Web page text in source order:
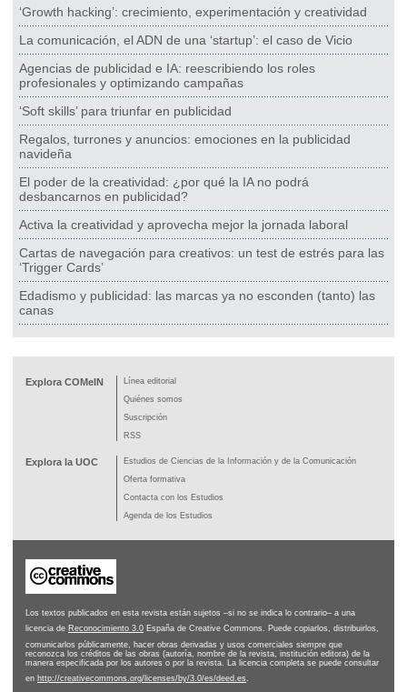
‘Growth hacking’: crecimiento, experimentación y creatividad
La comunicación, el ADN de una ‘startup’: el caso de Vicio
Agencias de publicidad e IA: reescribiendo los roles
profesionales y optimizando campañas
‘Soft skills’ para triunfar en publicidad
Regalos, turrones y anuncios: emociones en la publicidad
navideña
El poder de la creatividad: ¿por qué la IA no podrá
desbancarnos en publicidad?
Activa la creatividad y aprovecha mejor la jornada laboral
Cartas de navegación para creativos: un test de estrés para las
‘Trigger Cards’
Edadismo y publicidad: las marcas ya no esconden (tanto) las
canas
Explora COMeIN
Línea editorial
Quiénes somos
Suscripción
RSS
Explora la UOC
Estudios de Ciencias de la Información y de la Comunicación
Oferta formativa
Contacta con los Estudios
Agenda de los Estudios
Los textos publicados en esta revista están sujetos –si no se indica lo contrario– a una
licencia de Reconocimiento 3.0 España de Creative Commons. Puede copiarlos, distribuirlos,
comunicarlos públicamente, hacer obras derivadas y usos comerciales siempre que
reconozca los créditos de las obras (autoría, nombre de la revista, institución editora) de la
manera especificada por los autores o por la revista. La licencia completa se puede consultar
en http://creativecommons.org/licenses/by/3.0/es/deed.es.